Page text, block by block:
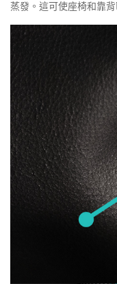
蒸發。這可使座椅和靠